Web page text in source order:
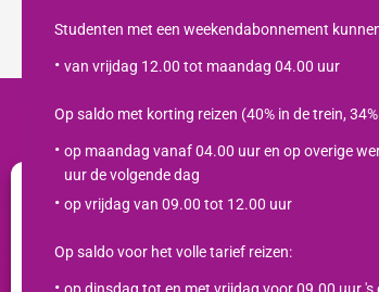
Wij gebruiken cookies om jouw gebruikservaring te
op "Instellingen" te klikken. Als je akkoord gaat met ons
Studenten met een weekendabonnement
van vrijdag 12.00 tot maandag 04.00 uur
Op saldo met korting reizen (40% in de trein,
op maandag vanaf 04.00 uur en op overige
uur de volgende dag
op vrijdag van 09.00 tot 12.00 uur
Op saldo voor het volle tarief reizen: